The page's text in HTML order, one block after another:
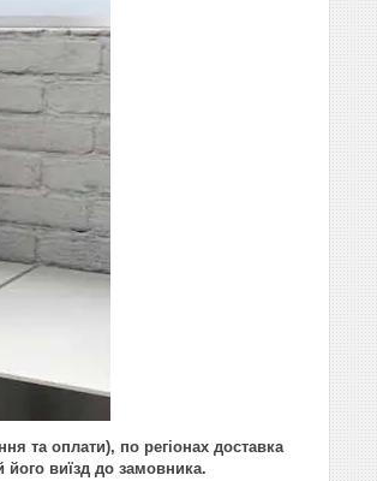
та оплати), по регіонах доставка
виїзд до замовника.